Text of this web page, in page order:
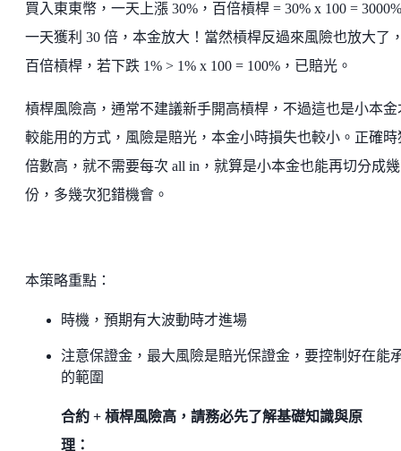
買入東東幣，一天上漲 30%，百倍槓桿 = 30% x 100 =
一天獲利 30 倍，本金放大！當然槓桿反過來風險也放大了
百倍槓桿，若下跌 1% > 1% x 100 = 100%，已賠光。
槓桿風險高，通常不建議新手開高槓桿，不過這也是小本金
較能用的方式，風險是賠光，本金小時損失也較小。正確時
倍數高，就不需要每次 all in，就算是小本金也能再切分成幾
份，多幾次犯錯機會。
本策略重點：
時機，預期有大波動時才進場
注意保證金，最大風險是賠光保證金，要控制好在能
的範圍
合約 + 槓桿風險高，請務必先了解基礎知識與原
理：